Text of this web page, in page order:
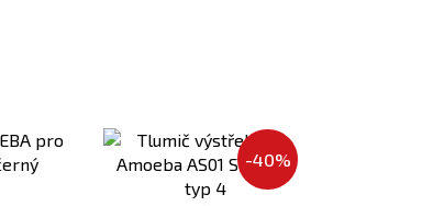
k
porovnaniu
-40%
k
porovnaniu